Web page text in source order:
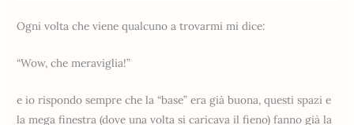
Ogni volta che viene qualcuno a trovarmi mi dice:
“Wow, che meraviglia!”
e io rispondo sempre che la “base” era già buona, questi spazi e
la mega finestra (dove una volta si caricava il fieno) fanno già la